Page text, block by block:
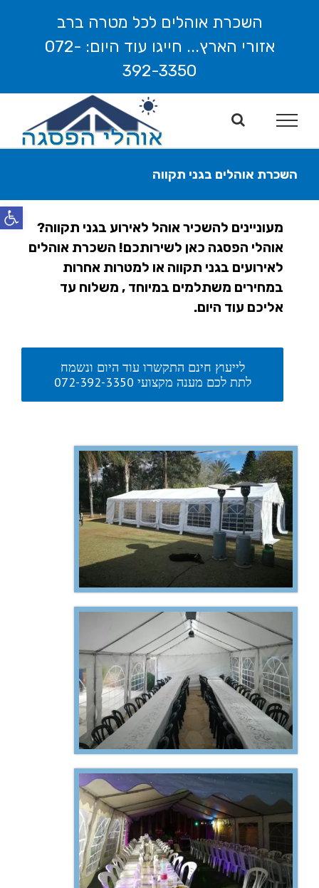
פתח
השכרת אוהלים לכל מטרה ברב
אזורי הארץ... חייגו עוד היום: 072-
392-3350
השכרת אוהלים בגני תקווה
מעוניינים להשכיר אוהל לאירוע בגני תקווה?
אוהלי הפסגה כאן לשירותכם! השכרת אוהלים
לאירועים בגני תקווה או למטרות אחרות
במחירים משתלמים במיוחד , משלוח עד
אליכם עוד היום.
לייעוץ חינם התקשרו עוד היום ונשמח
לתת לכם מענה מקצועי 072-392-3350